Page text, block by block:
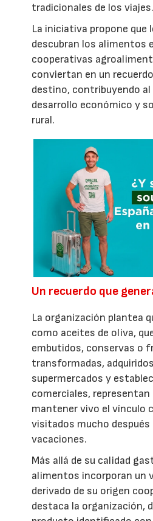
tradicionales de los viajes.
La iniciativa propone
descubran los alimentos
cooperativas
conviertan en un
destino, contribuyendo
desarrollo económico y
rural.
Un recuerdo que
La organización plantea
como aceites de oliva,
embutidos, conservas o
transformadas,
supermercados y
comerciales, representan
mantener vivo el vínculo
visitados mucho después
vacaciones.
Más allá de su calidad
alimentos incorporan un
derivado de su origen
destaca la organización,